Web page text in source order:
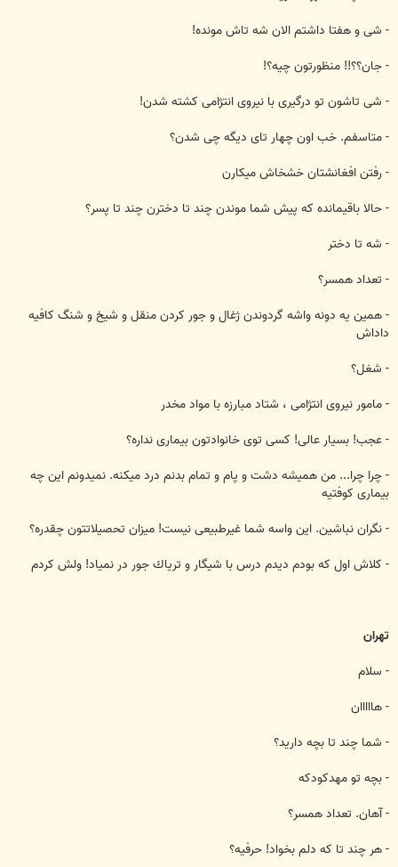
- شی و هفتا داشتم الان شه تاش مونده!
- جان؟؟!! منظورتون چيه؟!
- شی تاشون تو درگيری با نيروی انتژامی كشته شدن!
- متاسفم. خب اون چهار تای ديگه چی شدن؟
- رفتن افغانشتان خشخاش ميكارن
- حالا باقيمانده كه پيش شما موندن چند تا دخترن چند تا پسر؟
- شه تا دختر
- تعداد همسر؟
- همين يه دونه واشه گردوندن ژغال و جور كردن منقل و شيخ و شنگ كافيه
داداش
- شغل؟
- مامور نيروی انتژامی ، شتاد مبارزه با مواد مخدر
- عجب! بسيار عالی! كسی توی خانوادتون بيماری نداره؟
- چرا چرا... من هميشه دشت و پام و تمام بدنم درد ميكنه. نميدونم اين چه
بيماری كوفتيه
- نگران نباشين. اين واسه شما غيرطبيعی نيست! ميزان تحصيلاتتون چقدره؟
- كلاش اول كه بودم ديدم درس با شيگار و ترياك جور در نمياد! ولش كردم
تهران
- سلام
- هااااان
- شما چند تا بچه داريد؟
- بچه تو مهدكودكه
- آهان. تعداد همسر؟
- هر چند تا كه دلم بخواد! حرفيه؟